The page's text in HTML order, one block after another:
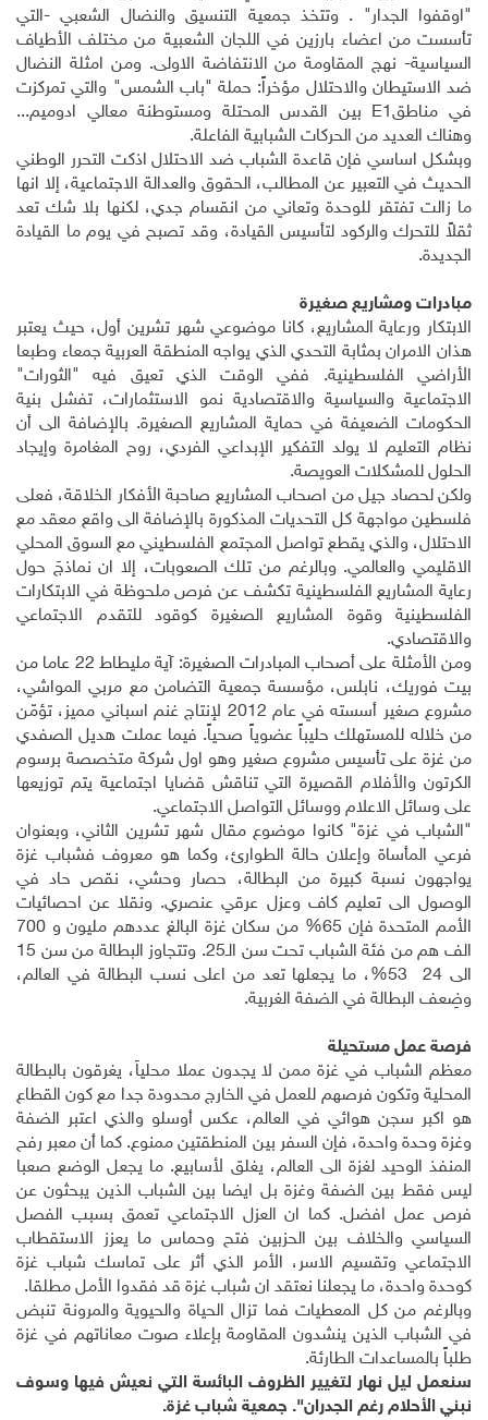
"اوقفوا الجدار" . وتتخذ جمعية التنسيق والنضال الشعبي -التي
تأسست من اعضاء بارزين في اللجان الشعبية من مختلف الأطياف
السياسية- نهج المقاومة من الانتفاضة الاولى. ومن امثلة النضال
ضد الاستيطان والاحتلال مؤخراً: حملة "باب الشمس" والتي تمركزت
في مناطقE1 بين القدس المحتلة ومستوطنة معالي ادوميم...
وهناك العديد من الحركات الشبابية الفاعلة.
وبشكل اساسي فإن قاعدة الشباب ضد الاحتلال اذكت التحرر الوطني
الحديث في التعبير عن المطالب، الحقوق والعدالة الاجتماعية، إلا انها
ما زالت تفتقر للوحدة وتعاني من انقسام جدي، لكنها بلا شك تعد
ثقلاً للتحرك والركود لتأسيس القيادة، وقد تصبح في يوم ما القيادة
الجديدة.
مبادرات ومشاريع صغيرة
الابتكار ورعاية المشاريع، كانا موضوعي شهر تشرين أول، حيث يعتبر
هذان الامران بمثابة التحدي الذي يواجه المنطقة العربية جمعاء وطبعا
الأراضي الفلسطينية. ففي الوقت الذي تعيق فيه "الثورات"
الاجتماعية والسياسية والاقتصادية نمو الاستثمارات، تفشل بنية
الحكومات الضعيفة في حماية المشاريع الصغيرة. بالإضافة الى أن
نظام التعليم لا يولد التفكير الإبداعي الفردي، روح المغامرة وإيجاد
الحلول للمشكلات العويصة.
ولكن لحصاد جيل من اصحاب المشاريع صاحبة الأفكار الخلاقة، فعلى
فلسطين مواجهة كل التحديات المذكورة بالإضافة الى واقع معقد مع
الاحتلال، والذي يقطع تواصل المجتمع الفلسطيني مع السوق المحلي
الاقليمي والعالمي. وبالرغم من تلك الصعوبات، إلا ان نماذجَ حول
رعاية المشاريع الفلسطينية تكشف عن فرص ملحوظة في الابتكارات
الفلسطينية وقوة المشاريع الصغيرة كوقود للتقدم الاجتماعي
والاقتصادي.
ومن الأمثلة على أصحاب المبادرات الصغيرة: آية مليطاط 22 عاما من
بيت فوريك، نابلس، مؤسسة جمعية التضامن مع مربي المواشي،
مشروع صغير أسسته في عام 2012 لإنتاج غنم اسباني مميز، تؤمّن
من خلاله للمستهلك حليباً عضوياً صحياً. فيما عملت هديل الصفدي
من غزة على تأسيس مشروع صغير وهو اول شركة متخصصة برسوم
الكرتون والأفلام القصيرة التي تناقش قضايا اجتماعية يتم توزيعها
على وسائل الاعلام ووسائل التواصل الاجتماعي.
"الشباب في غزة" كانوا موضوع مقال شهر تشرين الثاني، وبعنوان
فرعي المأساة وإعلان حالة الطوارئ، وكما هو معروف فشباب غزة
يواجهون نسبة كبيرة من البطالة، حصار وحشي، نقص حاد في
الوصول الى تعليم كاف وعزل عرقي عنصري. ونقلا عن احصائيات
الأمم المتحدة فإن 65% من سكان غزة البالغ عددهم مليون و 700
الف هم من فئة الشباب تحت سن الـ25. وتتجاوز البطالة من سن 15
الى 24 53%، ما يجعلها تعد من اعلى نسب البطالة في العالم،
وضِعف البطالة في الضفة الغربية.
فرصة عمل مستحيلة
معظم الشباب في غزة ممن لا يجدون عملا محلياً، يغرقون بالبطالة
المحلية وتكون فرصهم للعمل في الخارج محدودة جدا مع كون القطاع
هو اكبر سجن هوائي في العالم، عكس أوسلو والذي اعتبر الضفة
وغزة وحدة واحدة، فإن السفر بين المنطقتين ممنوع. كما أن معبر رفح
المنفذ الوحيد لغزة الى العالم، يغلق لأسابيع. ما يجعل الوضع صعبا
ليس فقط بين الضفة وغزة بل ايضا بين الشباب الذين يبحثون عن
فرص عمل افضل. كما ان العزل الاجتماعي تعمق بسبب الفصل
السياسي والخلاف بين الحزبين فتح وحماس ما يعزز الاستقطاب
الاجتماعي وتقسيم الاسر، الأمر الذي أثر على تماسك شباب غزة
كوحدة واحدة، ما يجعلنا نعتقد ان شباب غزة قد فقدوا الأمل مطلقا.
وبالرغم من كل المعطيات فما تزال الحياة والحيوية والمرونة تنبض
في الشباب الذين ينشدون المقاومة بإعلاء صوت معاناتهم في غزة
طلباً بالمساعدات الطارئة.
سنعمل ليل نهار لتغيير الظروف البائسة التي نعيش فيها وسوف
نبني الأحلام رغم الجدران". جمعية شباب غزة.